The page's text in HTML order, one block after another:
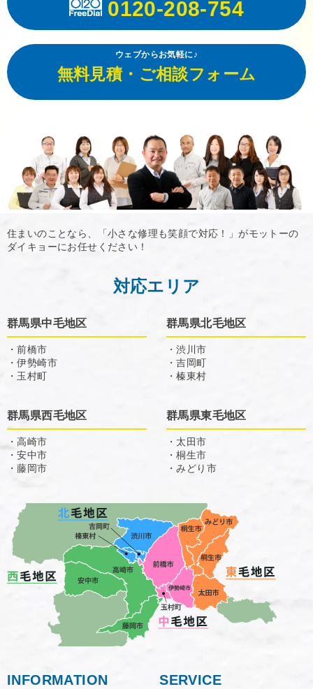
0120-208-754
ウェブからお気軽に♪
無料見積・ご相談フォーム
住まいのことなら、「小さな修理も笑顔で対応！」がモットーの
ダイキョーにお任せください！
対応エリア
群馬県中毛地区
・前橋市
・伊勢崎市
・玉村町
群馬県北毛地区
・渋川市
・吉岡町
・榛東村
群馬県西毛地区
・高崎市
・安中市
・藤岡市
群馬県東毛地区
・太田市
・桐生市
・みどり市
INFORMATION SERVICE